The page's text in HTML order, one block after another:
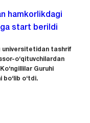
hamkorlikdagi
start berildi
universitetidan tashrif
o‘qituvchilardan
Guruhi
o‘tdi.